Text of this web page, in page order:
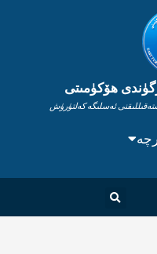
ھۆكۈمىتى
ئەسلىگە كەلتۈرۈش